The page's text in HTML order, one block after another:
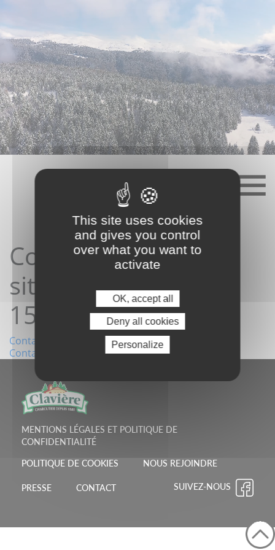
content
Contact depuis le
site16/06/2026
15:10:34
Navigation
l’article
Contact depuis le site11/06/2026 14:48:28
Contact depuis le site21/06/2026 15:21:21
MENTIONS LÉGALES ET POLITIQUE DE
CONFIDENTIALITÉ
POLITIQUE DE COOKIES NOUS REJOINDRE
PRESSE CONTACT SUIVEZ-NOUS
This site uses cookies
and gives you control
over what you want to
activate
OK, accept all
Deny all cookies
Personalize